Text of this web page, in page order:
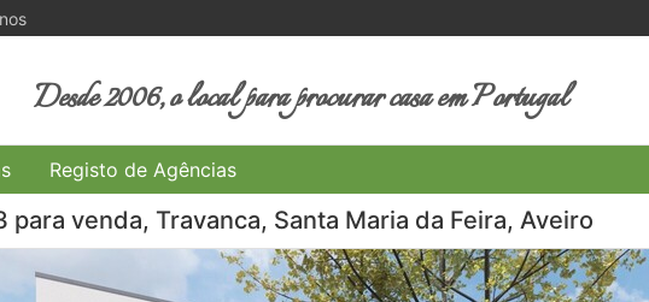
Desde 2006, o local para procurar casa em Portugal
Registo de Agências
para venda, Travanca, Santa Maria da Feira, Aveiro